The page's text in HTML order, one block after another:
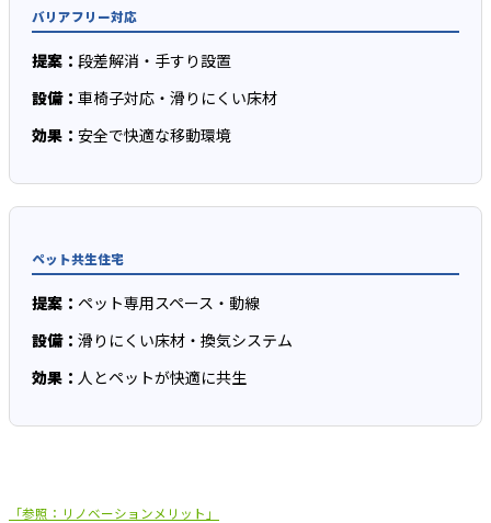
バリアフリー対応
提案： 段差解消・手すり設置
設備： 車椅子対応・滑りにくい床材
効果： 安全で快適な移動環境
ペット共生住宅
提案： ペット専用スペース・動線
設備： 滑りにくい床材・換気システム
効果： 人とペットが快適に共生
「参照：リノベーションメリット」